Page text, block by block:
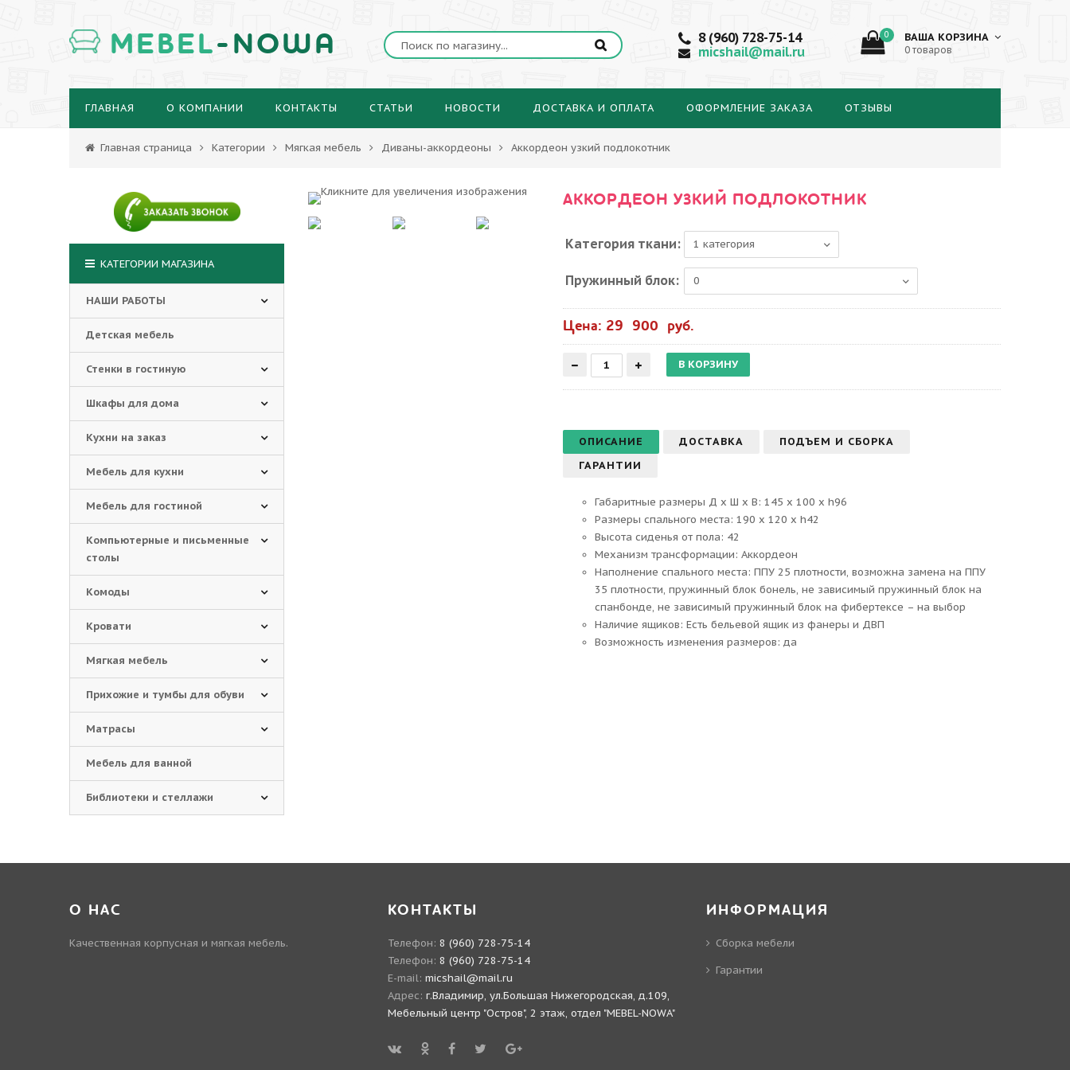
MEBEL-NOWA
8 (960) 728-75-14
micshail@mail.ru
0 ВАША КОРЗИНА
0 товаров
ГЛАВНАЯ О КОМПАНИИ КОНТАКТЫ СТАТЬИ НОВОСТИ ДОСТАВКА И ОПЛАТА ОФОРМЛЕНИЕ ЗАКАЗА ОТЗЫВЫ
Главная страница Категории Мягкая мебель Диваны-аккордеоны Аккордеон узкий подлокотник
АККОРДЕОН УЗКИЙ ПОДЛОКОТНИК
Категория ткани:
Пружинный блок:
Цена: 29 900 руб.
ОПИСАНИЕ ДОСТАВКА
ПОДЪЕМ И СБОРКА
ГАРАНТИИ
Габаритные размеры Д х Ш х В: 145 x 100 x h96
Размеры спального места: 190 x 120 x h42
Высота сиденья от пола: 42
Механизм трансформации: Аккордеон
Наполнение спального места: ППУ 25 плотности, возможна замена на ППУ
35 плотности, пружинный блок бонель, не зависимый пружинный блок на
спанбонде, не зависимый пружинный блок на фибертексе – на выбор
Наличие ящиков: Есть бельевой ящик из фанеры и ДВП
Возможность изменения размеров: да
КАТЕГОРИИ МАГАЗИНА
НАШИ РАБОТЫ
Детская мебель
Стенки в гостиную
Шкафы для дома
Кухни на заказ
Мебель для кухни
Мебель для гостиной
Компьютерные и письменные
столы
Комоды
Кровати
Мягкая мебель
Прихожие и тумбы для обуви
Матрасы
Мебель для ванной
Библиотеки и стеллажи
О НАС
Качественная корпусная и мягкая мебель.
КОНТАКТЫ
Телефон: 8 (960) 728-75-14
Телефон: 8 (960) 728-75-14
E-mail: micshail@mail.ru
Адрес: г.Владимир, ул.Большая Нижегородская, д.109,
Мебельный центр "Остров", 2 этаж, отдел "MEBEL-NOWA"
ИНФОРМАЦИЯ
Сборка мебели
Гарантии